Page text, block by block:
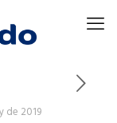
de 2019